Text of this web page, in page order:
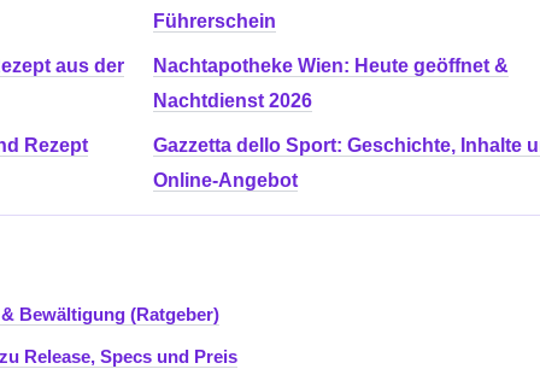
Führerschein
aus der
Nachtapotheke Wien: Heute geöffnet &
Nachtdienst 2026
Rezept
Gazzetta dello Sport: Geschichte, Inhalte
Online-Angebot
Bewältigung (Ratgeber)
Release, Specs und Preis